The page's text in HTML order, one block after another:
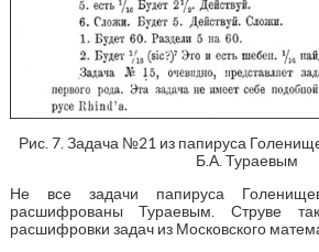
Рис. 7. Задача №21 из папируса
Б.А. Тураевым
Не все задачи папируса
расшифрованы Тураевым. Струве
расшифровки задач из Московского